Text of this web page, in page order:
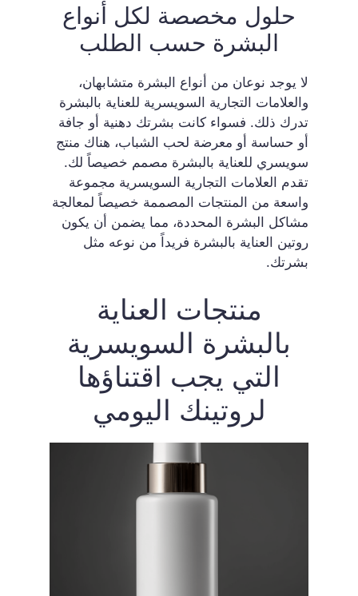
حلول مخصصة لكل أنواع
البشرة حسب الطلب
لا يوجد نوعان من أنواع البشرة متشابهان،
والعلامات التجارية السويسرية للعناية بالبشرة
تدرك ذلك. فسواء كانت بشرتك دهنية أو جافة
أو حساسة أو معرضة لحب الشباب، هناك منتج
سويسري للعناية بالبشرة مصمم خصيصاً لك.
تقدم العلامات التجارية السويسرية مجموعة
واسعة من المنتجات المصممة خصيصاً لمعالجة
مشاكل البشرة المحددة، مما يضمن أن يكون
روتين العناية بالبشرة فريداً من نوعه مثل
بشرتك.
منتجات العناية
بالبشرة السويسرية
التي يجب اقتناؤها
لروتينك اليومي